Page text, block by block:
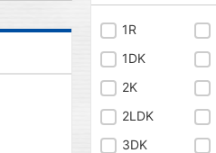
1R
1DK
2K
2LDK
3DK